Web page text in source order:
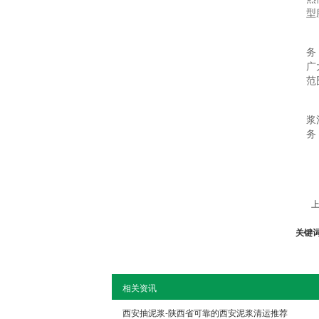
型
务
广
范
浆
务
关键
相关资讯
西安抽泥浆-陕西省可靠的西安泥浆清运推荐